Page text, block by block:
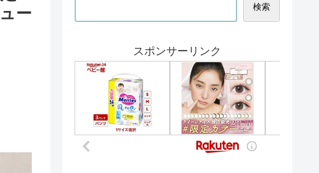
ー
検索
スポンサーリンク